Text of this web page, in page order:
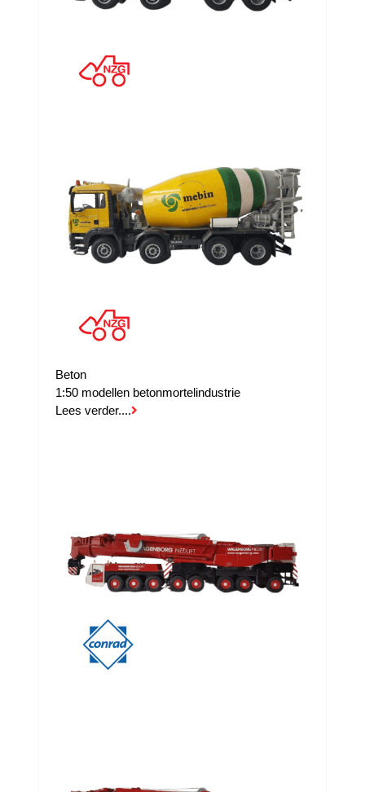
Beton
1:50 modellen betonmortelindustrie
Lees verder....